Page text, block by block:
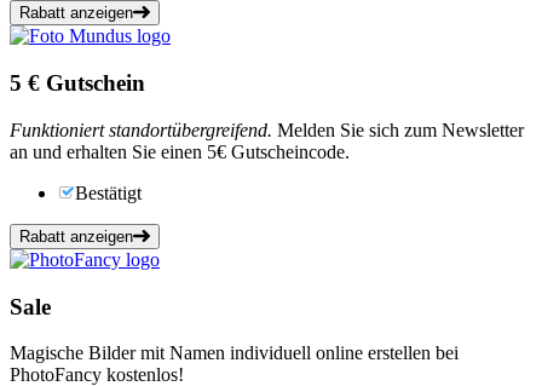
Rabatt anzeigen
5 € Gutschein
Funktioniert standortübergreifend. Melden Sie sich zum Newsletter
an und erhalten Sie einen 5€ Gutscheincode.
Bestätigt
Rabatt anzeigen
Sale
Magische Bilder mit Namen individuell online erstellen bei
PhotoFancy kostenlos!